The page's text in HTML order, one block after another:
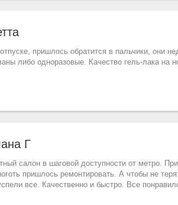
пришлось обратится в пальчики, они
либо одноразовые. Качество гель-лака на
Г
салон в шаговой доступности от метро.
пришлось ремонтировать. А чтобы не
все. Качественно и быстро. Все